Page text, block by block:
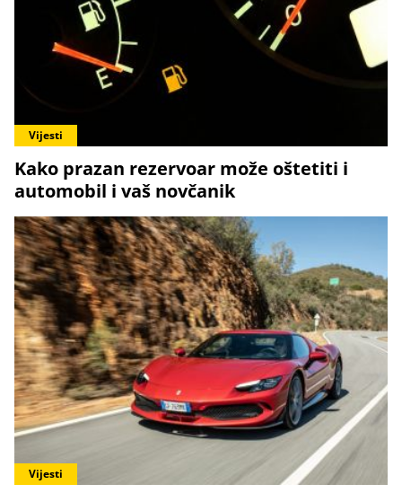
Vijesti
Kako prazan rezervoar može oštetiti i
automobil i vaš novčanik
Vijesti